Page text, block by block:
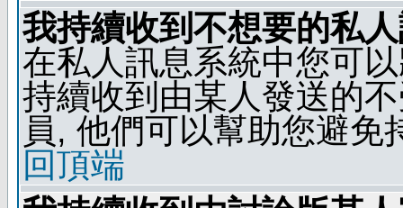
我持續收到不想要的私
在私人訊息系統中您可
持續收到由某人發送的
員, 他們可以幫助您避免
回頂端